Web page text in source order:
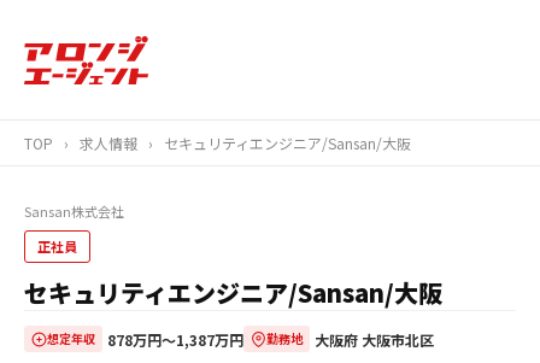
TOP › 求人情報 › セキュリティエンジニア/Sansan/大阪
Sansan株式会社
正社員
セキュリティエンジニア/Sansan/大阪
想定年収 878万円〜1,387万円 勤務地 大阪府 大阪市北区